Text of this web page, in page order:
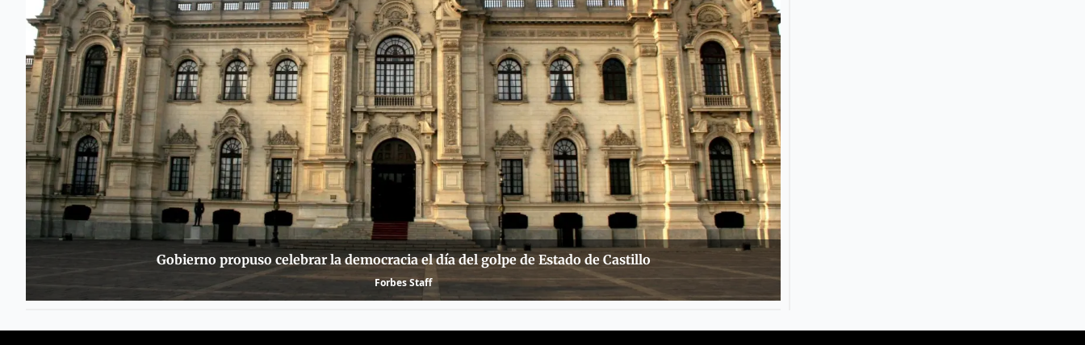
Gobierno propuso celebrar la democracia el día del golpe de Estado de Castillo
Forbes Staff